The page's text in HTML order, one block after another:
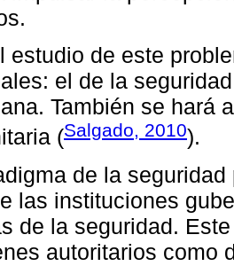
estudio de este
el de la
También se hará
(Salgado, 2010).
de la
las instituciones
de la seguridad.
autoritarios como